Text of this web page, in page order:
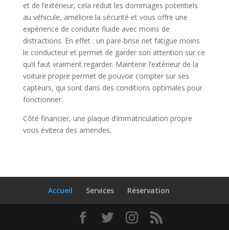
et de l’extérieur, cela réduit les dommages potentiels
au véhicule, améliore la sécurité et vous offre une
expérience de conduite fluide avec moins de
distractions. En effet : un pare-brise net fatigue moins
le conducteur et permet de garder son attention sur ce
qu’il faut vraiment regarder. Maintenir l’extérieur de la
voiture propre permet de pouvoir compter sur ses
capteurs, qui sont dans des conditions optimales pour
fonctionner.
Côté financier, une plaque d’immatriculation propre
vous évitera des amendes.
Accueil Services Réservation